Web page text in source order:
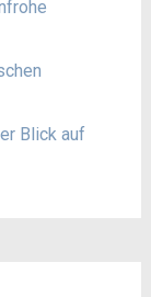
Blick auf